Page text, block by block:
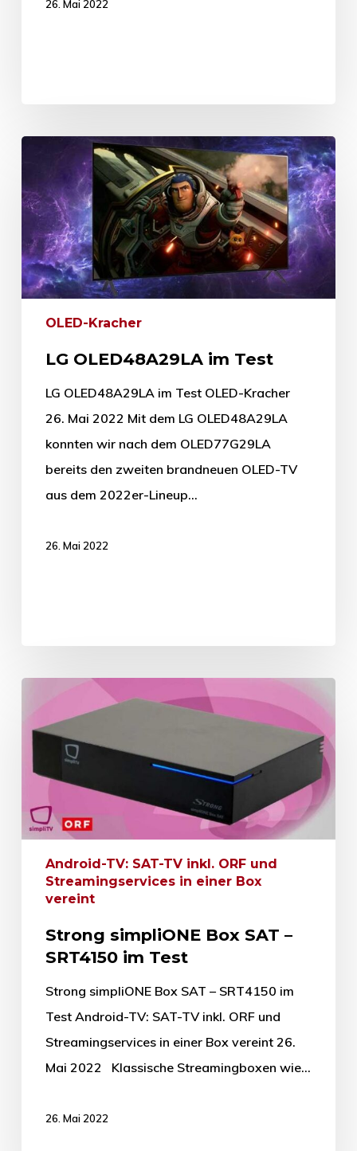
26. Mai 2022
OLED-Kracher
LG OLED48A29LA im Test
LG OLED48A29LA im Test OLED-Kracher
26. Mai 2022 Mit dem LG OLED48A29LA
konnten wir nach dem OLED77G29LA
bereits den zweiten brandneuen OLED-TV
aus dem 2022er-Lineup…
26. Mai 2022
Android-TV: SAT-TV inkl. ORF und
Streamingservices in einer Box
vereint
Strong simpliONE Box SAT –
SRT4150 im Test
Strong simpliONE Box SAT – SRT4150 im
Test Android-TV: SAT-TV inkl. ORF und
Streamingservices in einer Box vereint 26.
Mai 2022 Klassische Streamingboxen wie…
26. Mai 2022